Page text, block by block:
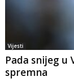
Vijesti
Pada snijeg u
spremna